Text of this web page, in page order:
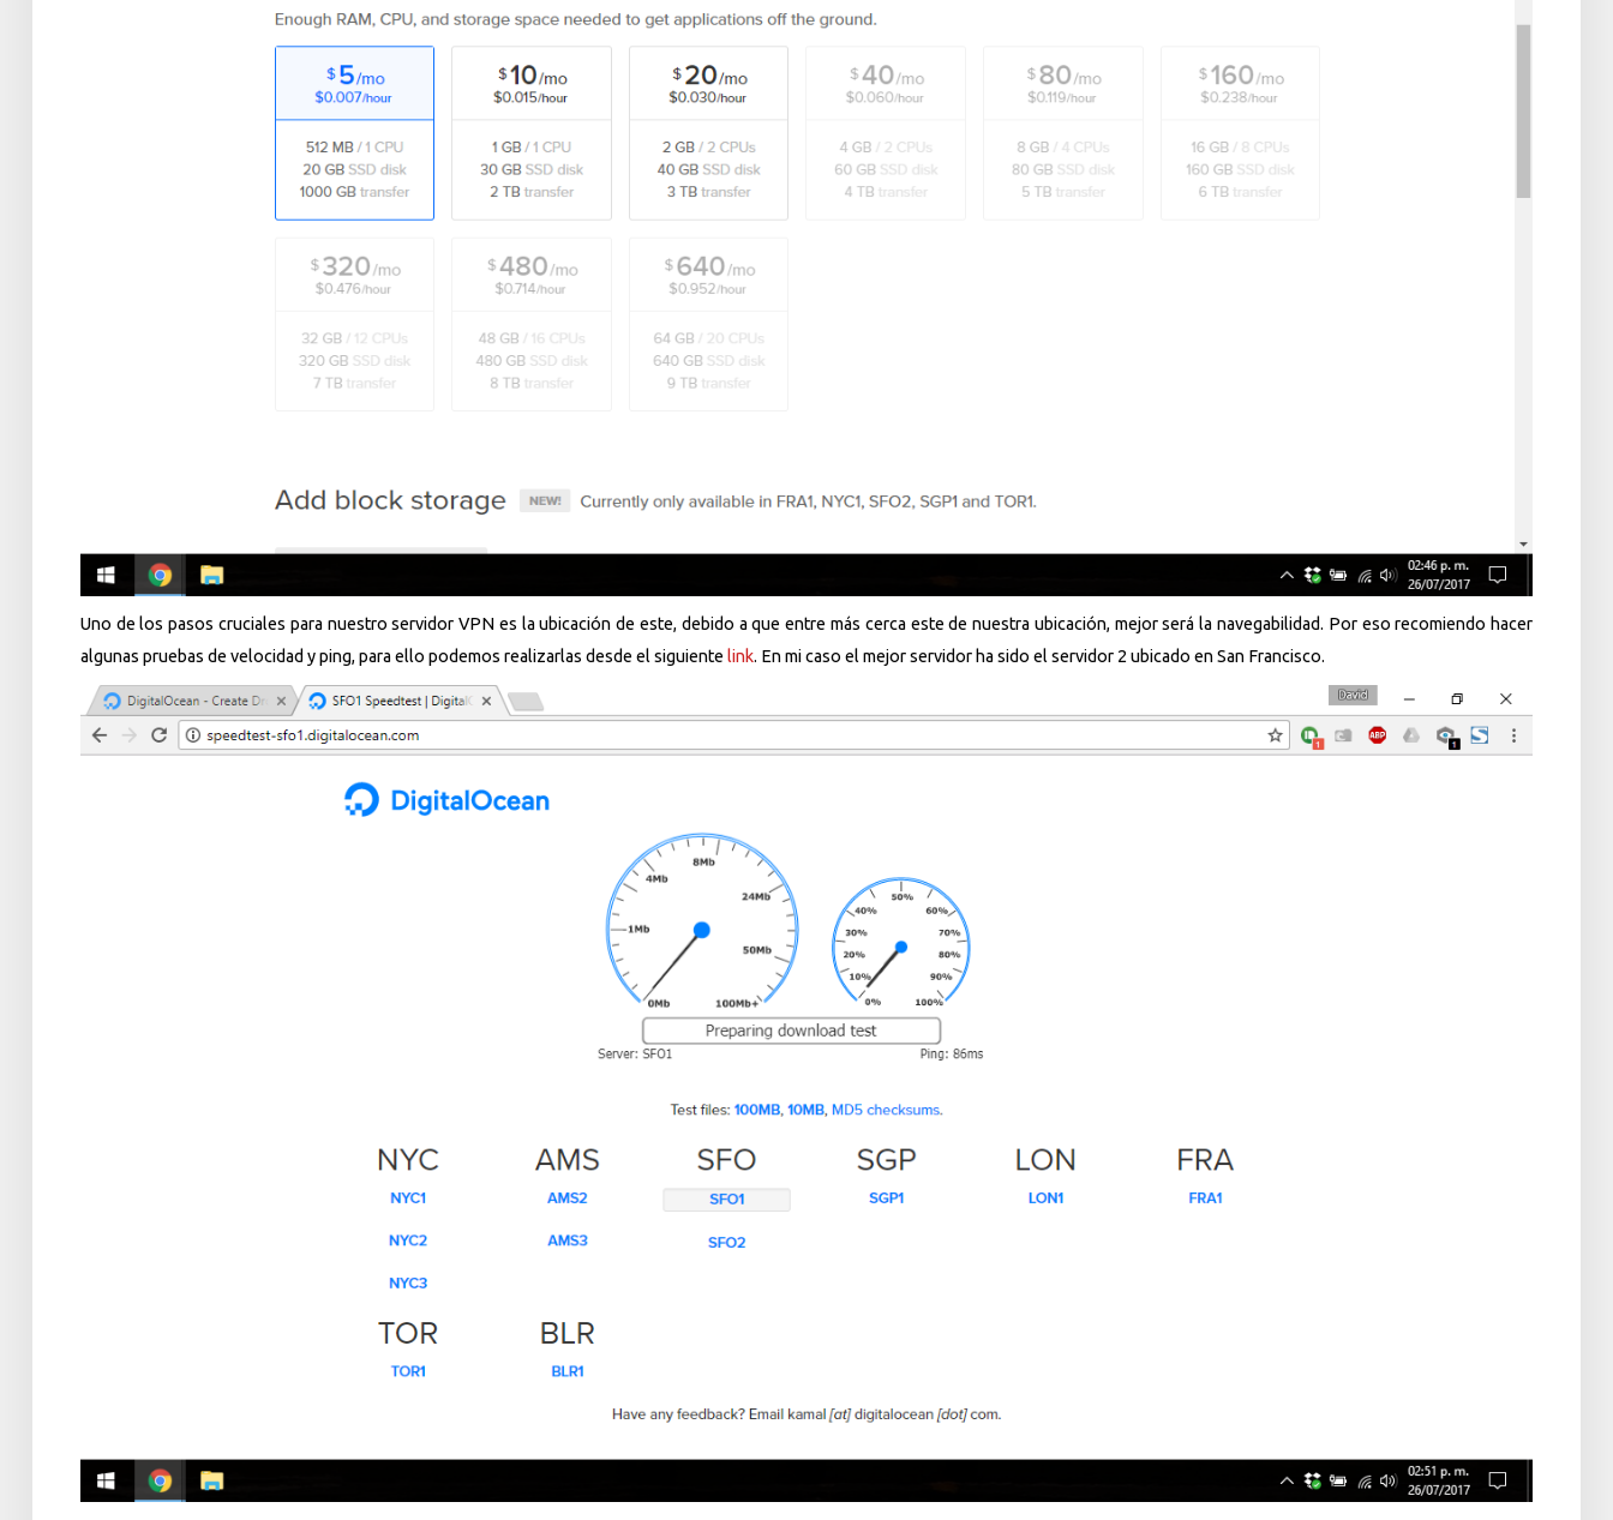
Uno de los pasos cruciales para nuestro servidor VPN es la ubicación de este, debido a que entre más cerca este de nuestra ubicación, mejor será la navegabilidad. Por eso recomiendo hacer
algunas pruebas de velocidad y ping, para ello podemos realizarlas desde el siguiente link. En mi caso el mejor servidor ha sido el servidor 2 ubicado en San Francisco.